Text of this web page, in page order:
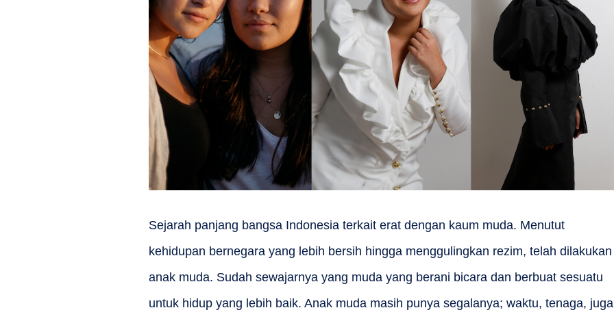
Sejarah panjang bangsa Indonesia terkait erat dengan kaum muda. Menutut
kehidupan bernegara yang lebih bersih hingga menggulingkan rezim, telah dilakukan
anak muda. Sudah sewajarnya yang muda yang berani bicara dan berbuat sesuatu
untuk hidup yang lebih baik. Anak muda masih punya segalanya; waktu, tenaga, juga